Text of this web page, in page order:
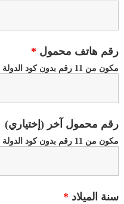
رقم هاتف محمول *
مكون من 11 رقم بدون كود الدولة (مثال: 01234567890)
رقم محمول آخر (إختياري)
مكون من 11 رقم بدون كود الدولة (مثال: 01234567890)
سنة الميلاد *